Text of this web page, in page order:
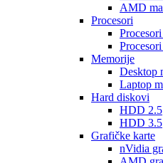
AMD
Procesori
Memorije
Desktop
Laptop
Hard diskovi
HDD 2.5
HDD 3.5
Grafičke karte
nVidia